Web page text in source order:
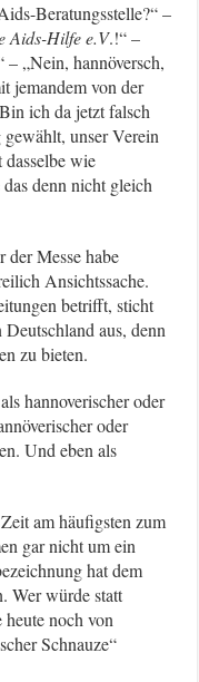
Beratungsstelle?“ –
Aids-Hilfe e.V.!“ –
„Nein, hannöversch,
jemandem von der
ich da jetzt falsch
unser Verein
dasselbe wie
denn nicht gleich
der Messe habe
Ansichtssache.
betrifft, sticht
aus, denn
zu bieten.
hannoverischer oder
oder
Und eben als
am häufigsten zum
gar nicht um ein
hat dem
Wer würde statt
noch von
Schnauze“